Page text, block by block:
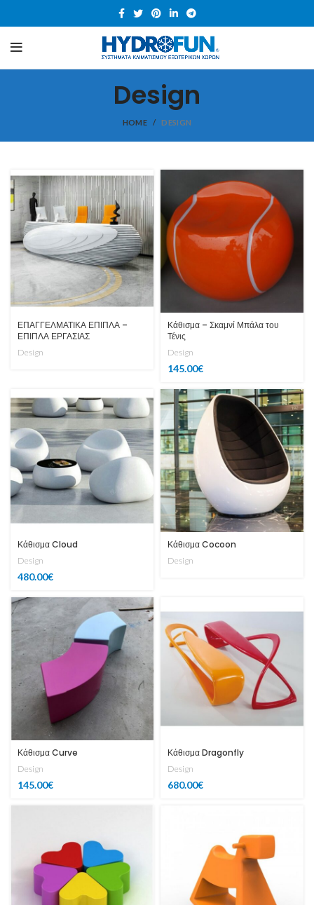
Design
HOME DESIGN
ΕΠΑΓΓΕΛΜΑΤΙΚΑ ΕΠΙΠΛΑ –
ΕΠΙΠΛΑ ΕΡΓΑΣΙΑΣ
Design
Κάθισμα – Σκαμνί Μπάλα του
Τένις
Design
145.00€
Κάθισμα Cloud
Design
480.00€
Κάθισμα Cocoon
Design
Κάθισμα Curve
Design
145.00€
Κάθισμα Dragonfly
Design
680.00€